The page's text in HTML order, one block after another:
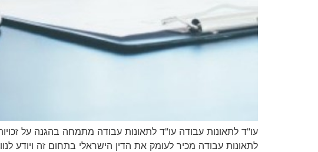
עו"ד לתאונות עבודה עו"ד לתאונות עבודה מתמחה בהגנה על
לתאונות עבודה מכיר לעומק את הדין הישראלי בתחום זה ויודע